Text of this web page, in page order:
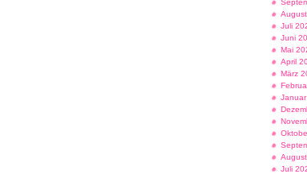
Juli
Juni
Mai
April
März
Juli